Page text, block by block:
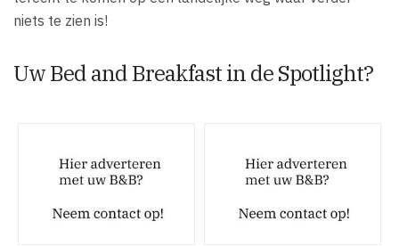
niets te zien is!
Uw Bed and Breakfast in de Spotlight?